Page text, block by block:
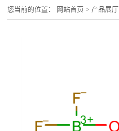
您当前的位置： 网站首页 > 产品展厅